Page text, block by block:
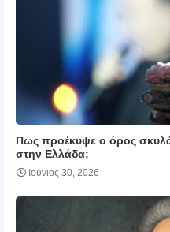
Πως προέκυψε ο όρος
στην Ελλάδα;
Ιούνιος 30, 2026